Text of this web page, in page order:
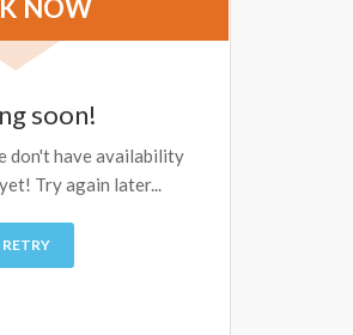
NOW
soon!
don't have availability
Try again later...
RETRY